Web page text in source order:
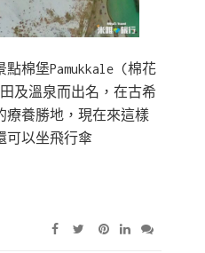
點棉堡Pamukkale (棉花
及溫泉而出名，在古希
療養勝地，現在來這樣
可以坐飛行傘